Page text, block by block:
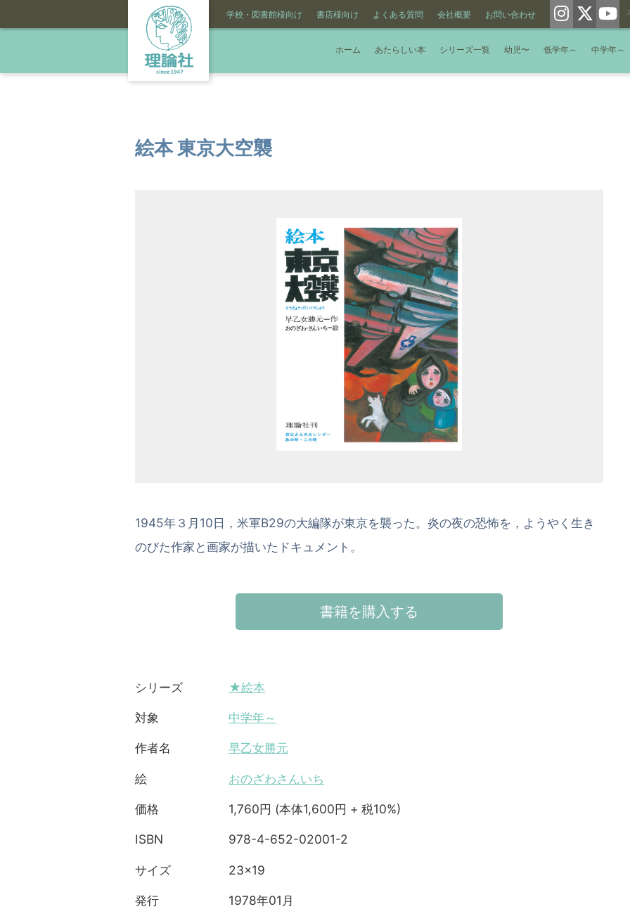
学校・図書館様向け 書店様向け よくある質問 会社概要 お問い合わせ
ホーム あたらしい本 シリーズ一覧 幼児〜 低学年～ 中学年～
絵本 東京大空襲
1945年３月10日，米軍B29の大編隊が東京を襲った。炎の夜の恐怖を，ようやく生き
のびた作家と画家が描いたドキュメント。
書籍を購入する
シリーズ ★絵本
対象 中学年～
作者名 早乙女勝元
絵 おのざわさんいち
価格 1,760円 (本体1,600円 + 税10%)
ISBN 978-4-652-02001-2
サイズ 23×19
発行 1978年01月